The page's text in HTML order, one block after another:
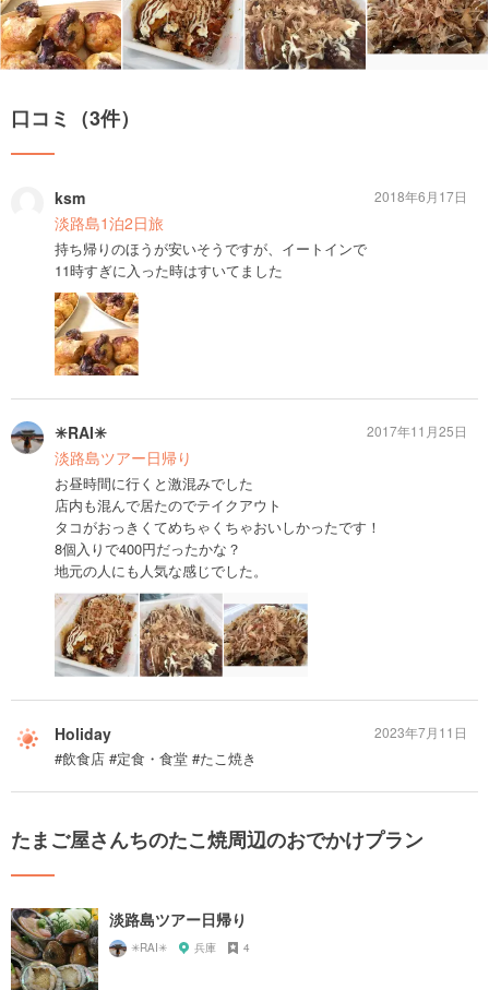
口コミ（3件）
ksm
淡路島1泊2日旅
持ち帰りのほうが安いそうですが、イートインで
11時すぎに入った時はすいてました
2018年6月17日
✳︎RAI✳︎
淡路島ツアー日帰り
お昼時間に行くと激混みでした
店内も混んで居たのでテイクアウト
タコがおっきくてめちゃくちゃおいしかったです！
8個入りで400円だったかな？
地元の人にも人気な感じでした。
2017年11月25日
Holiday
#飲食店 #定食・食堂 #たこ焼き
2023年7月11日
たまご屋さんちのたこ焼周辺のおでかけプラン
淡路島ツアー日帰り
✳︎RAI✳︎ 兵庫 4